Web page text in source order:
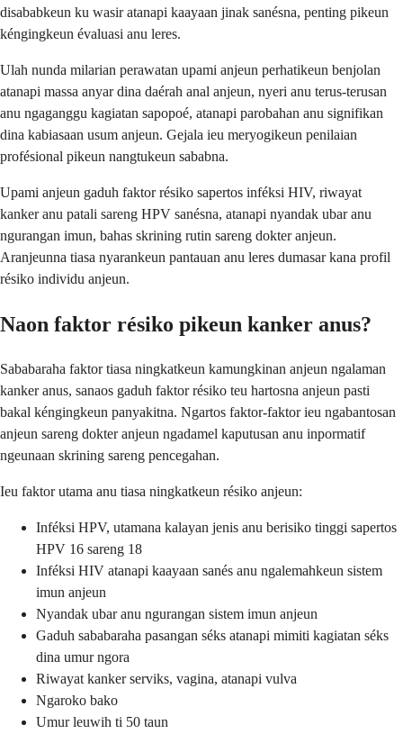
disababkeun ku wasir atanapi kaayaan jinak sanésna, penting pikeun
kéngingkeun évaluasi anu leres.
Ulah nunda milarian perawatan upami anjeun perhatikeun benjolan
atanapi massa anyar dina daérah anal anjeun, nyeri anu terus-terusan
anu ngaganggu kagiatan sapopoé, atanapi parobahan anu signifikan
dina kabiasaan usum anjeun. Gejala ieu meryogikeun penilaian
profésional pikeun nangtukeun sababna.
Upami anjeun gaduh faktor résiko sapertos inféksi HIV, riwayat
kanker anu patali sareng HPV sanésna, atanapi nyandak ubar anu
ngurangan imun, bahas skrining rutin sareng dokter anjeun.
Aranjeunna tiasa nyarankeun pantauan anu leres dumasar kana profil
résiko individu anjeun.
Naon faktor résiko pikeun kanker anus?
Sababaraha faktor tiasa ningkatkeun kamungkinan anjeun ngalaman
kanker anus, sanaos gaduh faktor résiko teu hartosna anjeun pasti
bakal kéngingkeun panyakitna. Ngartos faktor-faktor ieu ngabantosan
anjeun sareng dokter anjeun ngadamel kaputusan anu inpormatif
ngeunaan skrining sareng pencegahan.
Ieu faktor utama anu tiasa ningkatkeun résiko anjeun:
Inféksi HPV, utamana kalayan jenis anu berisiko tinggi sapertos
HPV 16 sareng 18
Inféksi HIV atanapi kaayaan sanés anu ngalemahkeun sistem
imun anjeun
Nyandak ubar anu ngurangan sistem imun anjeun
Gaduh sababaraha pasangan séks atanapi mimiti kagiatan séks
dina umur ngora
Riwayat kanker serviks, vagina, atanapi vulva
Ngaroko bako
Umur leuwih ti 50 taun